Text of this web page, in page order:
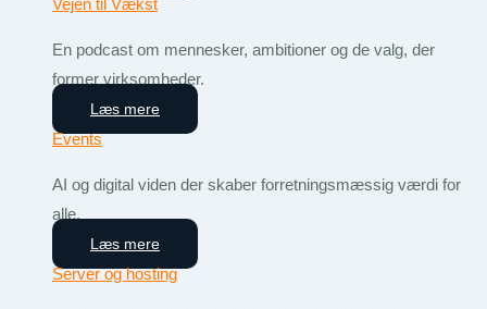
Vejen til Vækst
En podcast om mennesker, ambitioner og de valg, der
former virksomheder.
Læs mere
Events
AI og digital viden der skaber forretningsmæssig værdi for
alle.
Læs mere
Server og hosting